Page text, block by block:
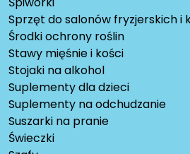
Sprzęt do salonów fryzjerskich i
Środki ochrony roślin
Stawy mięśnie i kości
Stojaki na alkohol
Suplementy dla dzieci
Suplementy na odchudzanie
Suszarki na pranie
Świeczki